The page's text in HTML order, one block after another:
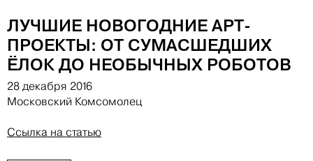
ЛУЧШИЕ НОВОГОДНИЕ АРТ-
ПРОЕКТЫ: ОТ СУМАСШЕДШИХ
ЁЛОК ДО НЕОБЫЧНЫХ РОБОТОВ
28 декабря 2016
Московский Комсомолец
Ссылка на статью